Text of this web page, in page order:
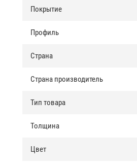
Покрытие
Профиль
Страна
Страна производитель
Тип товара
Толщина
Цвет